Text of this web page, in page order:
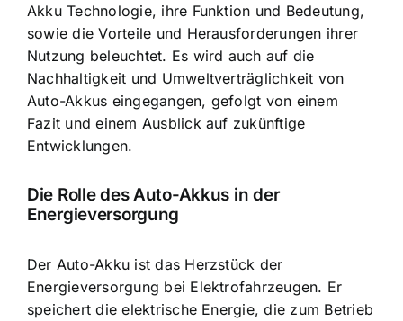
Akku Technologie, ihre Funktion und Bedeutung,
sowie die Vorteile und Herausforderungen ihrer
Nutzung beleuchtet. Es wird auch auf die
Nachhaltigkeit und Umweltverträglichkeit von
Auto-Akkus eingegangen, gefolgt von einem
Fazit und einem Ausblick auf zukünftige
Entwicklungen.
Die Rolle des Auto-Akkus in der
Energieversorgung
Der Auto-Akku ist das Herzstück der
Energieversorgung bei Elektrofahrzeugen. Er
speichert die elektrische Energie, die zum Betrieb